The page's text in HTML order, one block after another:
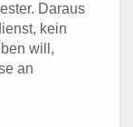
Daraus
kein
will,
an